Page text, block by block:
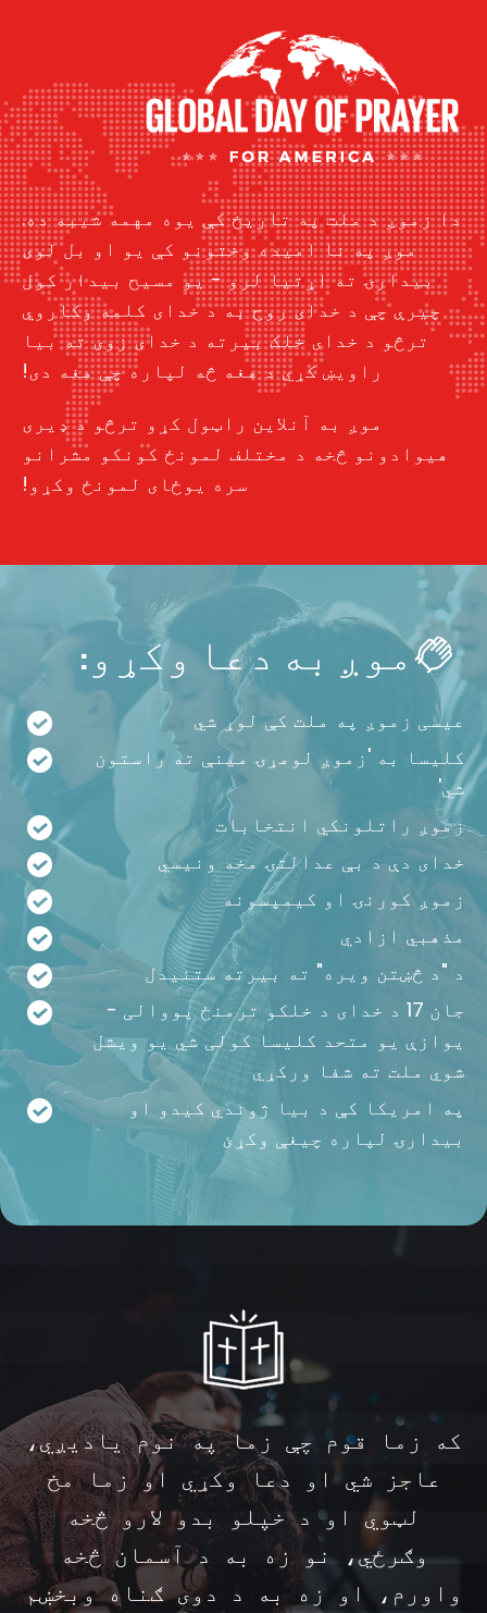
دا زموږ د ملت په تاریخ کې یوه مهمه شیبه ده.
موږ په نا امیده وختونو کې یو او بل لوی
بیدارۍ ته اړتیا لرو - یو مسیح بیدار کول
چیرې چې د خدای روح به د خدای کلمه وکاروي
ترڅو د خدای خلک بیرته د خدای زوی ته بیا
راویښ کړي د هغه څه لپاره چې هغه دی!
موږ به آنلاین راټول کړو ترڅو د ډیری
هیوادونو څخه د مختلف لمونځ کونکو مشرانو
سره یوځای لمونځ وکړو!
موږ به دعا وکړو:
عیسی زموږ په ملت کې لوړ شي
کلیسا به 'زموږ لومړۍ مینې ته راستون
شي'
زموږ راتلونکي انتخابات
خدای دې د بې عدالتۍ مخه ونیسي
زموږ کورنۍ او کیمپسونه
مذهبي ازادي
د "د څښتن ویره" ته بیرته ستنیدل
جان 17 د خدای د خلکو ترمنځ یووالی -
یوازې یو متحد کلیسا کولی شي یو ویشل
شوي ملت ته شفا ورکړي
په امریکا کې د بیا ژوندي کیدو او
بیدارۍ لپاره چیغې وکړئ
که زما قوم چې زما په نوم یادیږي،
عاجز شي او دعا وکړي او زما مخ
لټوي او د خپلو بدو لارو څخه
وګرځي، نو زه به د آسمان څخه
واورم، او زه به د دوی ګناه وبخښم